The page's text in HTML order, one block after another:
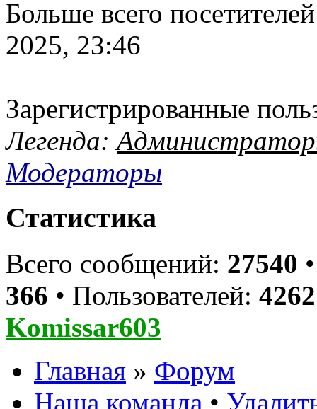
Больше всего
2025, 23:46
Зарегистрированные
Легенда:
Модераторы
Статистика
Всего сообщений: 27540
366 • Пользователей: 4262
Komissar603
Главная » Форум
Наша команда •